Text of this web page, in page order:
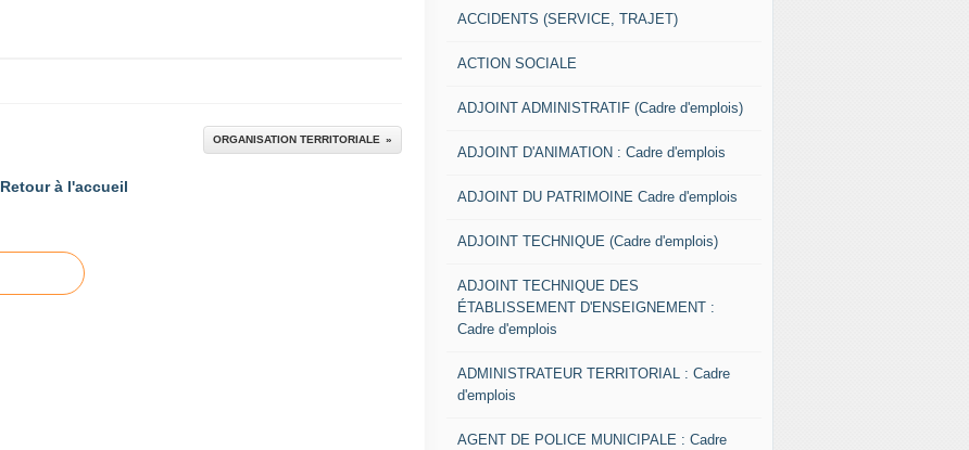
ORGANISATION TERRITORIALE
Retour à l'accueil
ACCIDENTS (SERVICE, TRAJET)
ACTION SOCIALE
ADJOINT ADMINISTRATIF (Cadre d'emplois)
ADJOINT D'ANIMATION : Cadre d'emplois
ADJOINT DU PATRIMOINE Cadre d'emplois
ADJOINT TECHNIQUE (Cadre d'emplois)
ADJOINT TECHNIQUE DES
ÉTABLISSEMENT D'ENSEIGNEMENT :
Cadre d'emplois
ADMINISTRATEUR TERRITORIAL : Cadre
d'emplois
AGENT DE POLICE MUNICIPALE : Cadre